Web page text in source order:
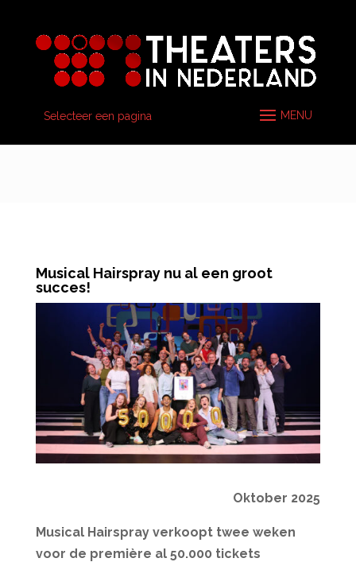
Selecteer een pagina
Musical Hairspray nu al een groot
succes!
Oktober 2025
Musical Hairspray verkoopt twee weken
voor de première al 50.000 tickets